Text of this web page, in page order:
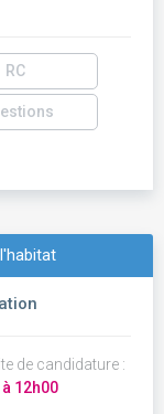
RC
de candidature :
12h00